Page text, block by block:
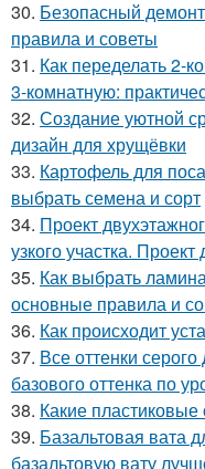
30. Безопасный
правила и советы
31. Как переделать 2-
3-комнатную:
32. Создание уютной
дизайн для хрущёвки
33. Картофель для
выбрать семена и сорт
34. Проект
узкого участка.
35. Как выбрать
основные правила и
36. Как происходит
37. Все оттенки
базового оттенка по
38. Какие
39. Базальтовая вата
базальтовую вату